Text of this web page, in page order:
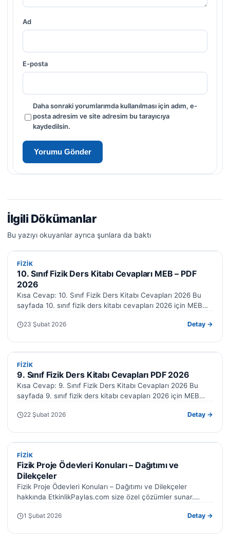
Ad
E-posta
Daha sonraki yorumlarımda kullanılması için adım, e-
posta adresim ve site adresim bu tarayıcıya
kaydedilsin.
İlgili Dökümanlar
Bu yazıyı okuyanlar ayrıca şunlara da baktı
FIZIK
FIZIK
10. Sınıf Fizik Ders Kitabı Cevapları MEB – PDF
2026
Kısa Cevap: 10. Sınıf Fizik Ders Kitabı Cevapları 2026 Bu
sayfada 10. sınıf fizik ders kitabı cevapları 2026 için MEB…
23 Şubat 2026 Detay →
FIZIK
FIZIK
9. Sınıf Fizik Ders Kitabı Cevapları PDF 2026
Kısa Cevap: 9. Sınıf Fizik Ders Kitabı Cevapları 2026 Bu
sayfada 9. sınıf fizik ders kitabı cevapları 2026 için MEB…
22 Şubat 2026 Detay →
FIZIK
FIZIK
Fizik Proje Ödevleri Konuları – Dağıtımı ve
Dilekçeler
Fizik Proje Ödevleri Konuları – Dağıtımı ve Dilekçeler
hakkında EtkinlikPaylas.com size özel çözümler sunar.
1 Şubat 2026 Detay →